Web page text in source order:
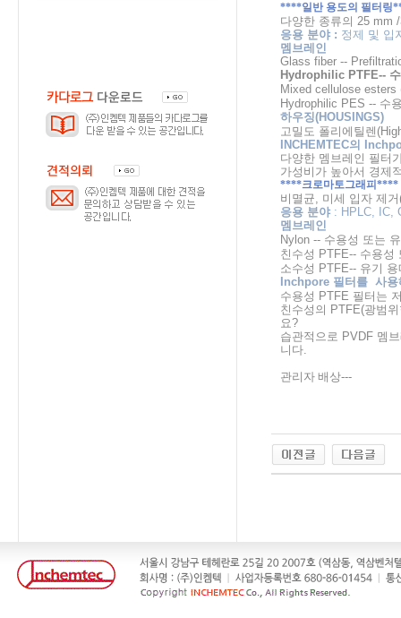
****일반 용도의 필터링
다양한 종류의 25 mm
응용 분야 : 정제 및 입
멤브레인
Glass fiber --
Hydrophilic PTFE--
Mixed cellulose
Hydrophilic PES -- 수
하우징(HOUSINGS)
고밀도 폴리에틸렌
INCHEMTEC의
다양한 멤브레인 필터
가성비가 높아서 경제
****크로마토그래피 ****
비멸균, 미세 입자 제거
응용 분야 : HPLC, IC,
멤브레인
Nylon -- 수용성 또는
친수성 PTFE-- 수용성
소수성 PTFE-- 유기 용
Inchpore 필터를 사
수용성 PTFE 필터는
친수성의 PTFE(광범
요?
습관적으로 PVDF 멤
니다.
관리자 배상---